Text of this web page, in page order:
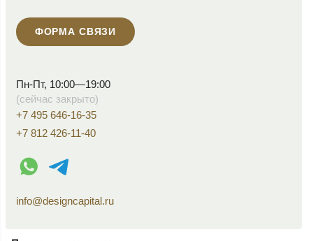
ФОРМА СВЯЗИ
Пн-Пт, 10:00—19:00
(сейчас закрыто)
+7 495 646-16-35
+7 812 426-11-40
WhatsApp контакт
Telegram контакт
info@designcapital.ru